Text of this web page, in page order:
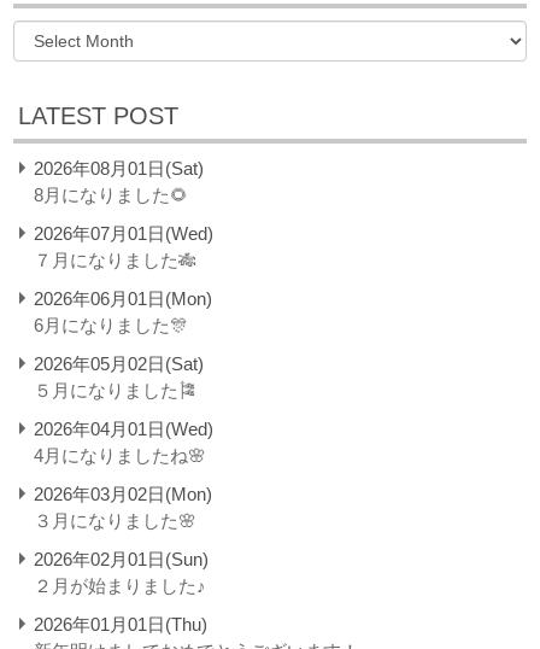
LATEST POST
2026年08月01日(Sat)
8月になりました🌻
2026年07月01日(Wed)
７月になりました🎋
2026年06月01日(Mon)
6月になりました🎊
2026年05月02日(Sat)
５月になりました🎏
2026年04月01日(Wed)
4月になりましたね🌸
2026年03月02日(Mon)
３月になりました🌸
2026年02月01日(Sun)
２月が始まりました♪
2026年01月01日(Thu)